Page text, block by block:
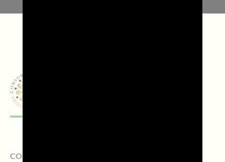
CONSORZIO DI TUTELA DELLA DENOMINAZIONE